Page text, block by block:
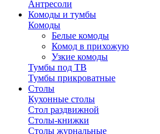
Антресоли
Комоды и тумбы
Комоды
Белые комоды
Комод в прихожую
Узкие комоды
Тумбы под ТВ
Тумбы прикроватные
Столы
Кухонные столы
Стол раздвижной
Столы-книжки
Столы журнальные